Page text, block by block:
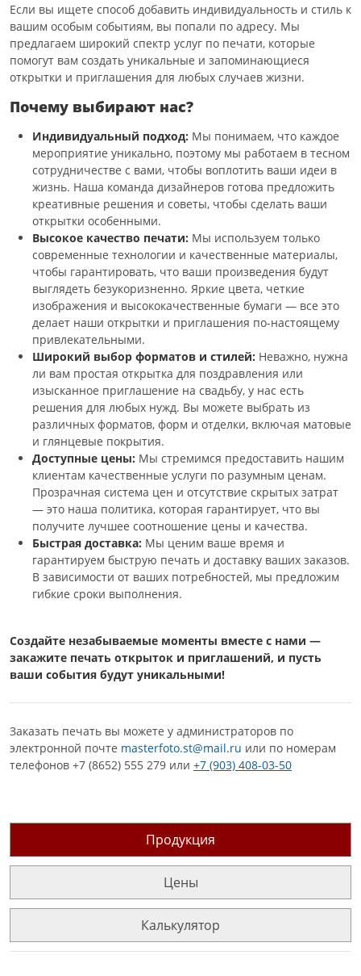
Если вы ищете способ добавить индивидуальность и стиль к
вашим особым событиям, вы попали по адресу. Мы
предлагаем широкий спектр услуг по печати, которые
помогут вам создать уникальные и запоминающиеся
открытки и приглашения для любых случаев жизни.
Почему выбирают нас?
Индивидуальный подход: Мы понимаем, что каждое
мероприятие уникально, поэтому мы работаем в тесном
сотрудничестве с вами, чтобы воплотить ваши идеи в
жизнь. Наша команда дизайнеров готова предложить
креативные решения и советы, чтобы сделать ваши
открытки особенными.
Высокое качество печати: Мы используем только
современные технологии и качественные материалы,
чтобы гарантировать, что ваши произведения будут
выглядеть безукоризненно. Яркие цвета, четкие
изображения и высококачественные бумаги — все это
делает наши открытки и приглашения по-настоящему
привлекательными.
Широкий выбор форматов и стилей: Неважно, нужна
ли вам простая открытка для поздравления или
изысканное приглашение на свадьбу, у нас есть
решения для любых нужд. Вы можете выбрать из
различных форматов, форм и отделки, включая матовые
и глянцевые покрытия.
Доступные цены: Мы стремимся предоставить нашим
клиентам качественные услуги по разумным ценам.
Прозрачная система цен и отсутствие скрытых затрат
— это наша политика, которая гарантирует, что вы
получите лучшее соотношение цены и качества.
Быстрая доставка: Мы ценим ваше время и
гарантируем быструю печать и доставку ваших заказов.
В зависимости от ваших потребностей, мы предложим
гибкие сроки выполнения.
Создайте незабываемые моменты вместе с нами —
закажите печать открыток и приглашений, и пусть
ваши события будут уникальными!
Заказать печать вы можете у администраторов по
электронной почте masterfoto.st@mail.ru или по номерам
телефонов +7 (8652) 555 279 или +7 (903) 408-03-50
Продукция
Цены
Калькулятор